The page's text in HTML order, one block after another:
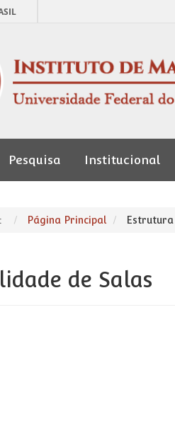
Pesquisa Institucional
Página Principal Estrutura
de Salas